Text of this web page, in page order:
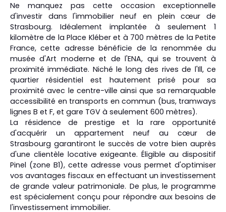
Ne manquez pas cette occasion exceptionnelle
d'investir dans l'immobilier neuf en plein cœur de
Strasbourg. Idéalement implantée à seulement 1
kilomètre de la Place Kléber et à 700 mètres de la Petite
France, cette adresse bénéficie de la renommée du
musée d'Art moderne et de l'ENA, qui se trouvent à
proximité immédiate. Niché le long des rives de l'Ill, ce
quartier résidentiel est hautement prisé pour sa
proximité avec le centre-ville ainsi que sa remarquable
accessibilité en transports en commun (bus, tramways
lignes B et F, et gare TGV à seulement 600 mètres).
La résidence de prestige et la rare opportunité
d'acquérir un appartement neuf au cœur de
Strasbourg garantiront le succès de votre bien auprès
d'une clientèle locative exigeante. Éligible au dispositif
Pinel (zone B1), cette adresse vous permet d'optimiser
vos avantages fiscaux en effectuant un investissement
de grande valeur patrimoniale. De plus, le programme
est spécialement conçu pour répondre aux besoins de
l'investissement immobilier.